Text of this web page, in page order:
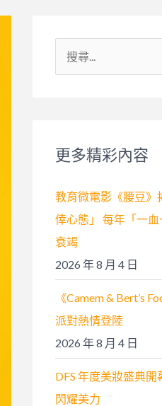
尋
:更多精彩內容
教育微電影《腰豆》
倖心態」 每年「一
衰竭
2026 年 8 月 4 日
《Camem & Bert’s
派對熱情登陸
2026 年 8 月 4 日
DFS 年度美妝盛典開
閃耀美力